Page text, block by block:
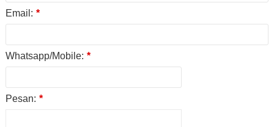
Email: *
Whatsapp/Mobile: *
Pesan: *